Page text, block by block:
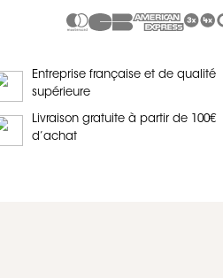
Entreprise française et de qualité
supérieure
Livraison gratuite à partir de 100€
d’achat